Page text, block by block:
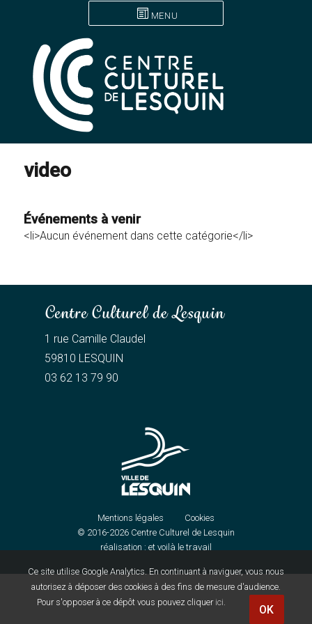
Ce site utilise Google Analytics. En continuant à naviguer, vous nous
autorisez à déposer des cookies à des fins de mesure d'audience.
Pour s'opposer à ce dépôt vous pouvez cliquer ici.
MENU
video
Événements à venir
<li>Aucun événement dans cette catégorie</li>
Centre Culturel de Lesquin
1 rue Camille Claudel
59810 LESQUIN
03 62 13 79 90
Mentions légales
Cookies
© 2016-2026 Centre Culturel de Lesquin
réalisation : et voilà le travail